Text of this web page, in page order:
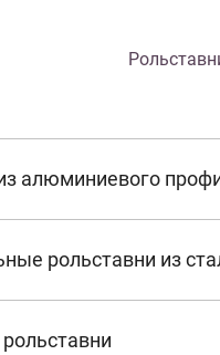
алюминиевого
рольставни из